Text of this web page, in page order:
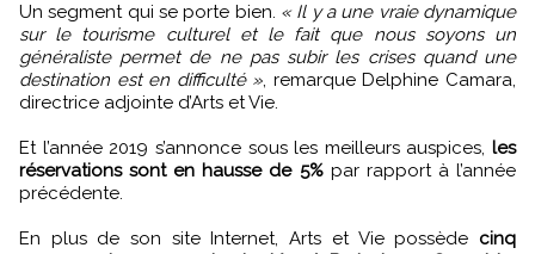
Un segment qui se porte bien. « Il y a une vraie dynamique
sur le tourisme culturel et le fait que nous soyons un
généraliste permet de ne pas subir les crises quand une
destination est en difficulté », remarque Delphine Camara,
directrice adjointe d’Arts et Vie.
Et l’année 2019 s’annonce sous les meilleurs auspices, les
réservations sont en hausse de 5%par rapport à l’année
précédente.
En plus de son site Internet, Arts et Vie possède cinq